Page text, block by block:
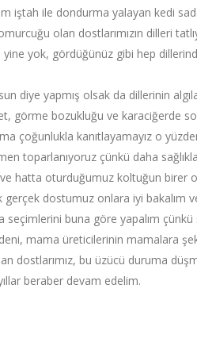
iştah ile dondurma yalayan kedi
olan dostlarımızın dilleri
yok, gördüğünüz gibi hep
diye yapmış olsak da dillerinin
görme bozukluğu ve karaciğerde
kanıtlayamayız o yüzden
toparlanıyoruz çünkü daha
hatta oturduğumuz koltuğun birer
gerçek dostumuz onlara iyi bakalım
buna göre yapalım çünkü
mama üreticilerinin mamalara
dostlarımız, bu üzücü duruma
beraber devam edelim.